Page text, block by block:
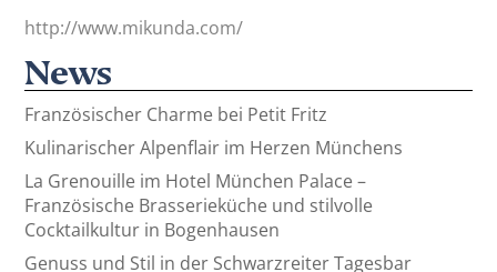
http://www.mikunda.com/
News
Französischer Charme bei Petit Fritz
Kulinarischer Alpenflair im Herzen Münchens
La Grenouille im Hotel München Palace –
Französische Brasserieküche und stilvolle
Cocktailkultur in Bogenhausen
Genuss und Stil in der Schwarzreiter Tagesbar